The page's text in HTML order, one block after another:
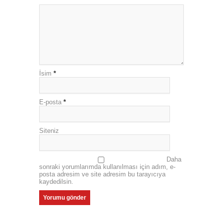
İsim *
E-posta *
Siteniz
Daha
sonraki yorumlarımda kullanılması için adım, e-
posta adresim ve site adresim bu tarayıcıya
kaydedilsin.